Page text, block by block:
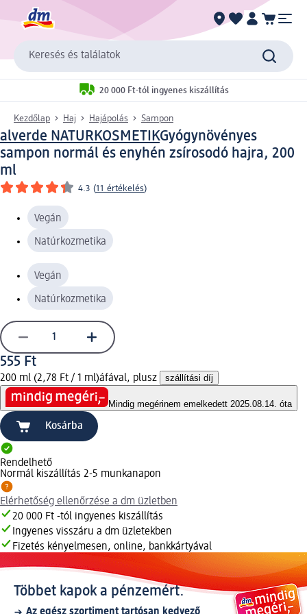
Keresés és találatok
20 000 Ft-tól ingyenes kiszállítás
Kezdőlap Haj Hajápolás Sampon
alverde NATURKOSMETIKGyógynövényes
sampon normál és enyhén zsírosodó hajra, 200
ml
4.3 (11 értékelés)
Vegán
Natúrkozmetika
Vegán
Natúrkozmetika
555 Ft
200 ml (2,78 Ft / 1 ml)áfával, plusz szállítási díj
Mindig megérinem emelkedett 2025.08.14. óta
Kosárba
Rendelhető
Normál kiszállítás 2-5 munkanapon
Elérhetőség ellenőrzése a dm üzletben
20 000 Ft -tól ingyenes kiszállítás
Ingyenes visszáru a dm üzletekben
Fizetés kényelmesen, online, bankkártyával
Többet kapok a pénzemért.